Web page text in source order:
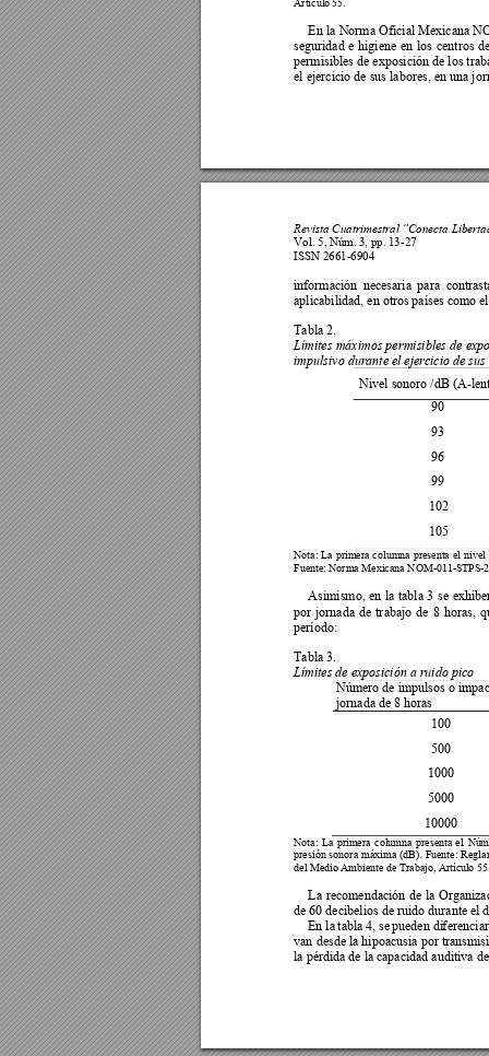
En la Norma Oficial Mexicana
seguridad e higiene en los centros
permisibles de exposición de los
el ejercicio de sus labores, en una
Revista Cuatrimestral “Conecta Liberta
Vol. 5, Núm. 3, pp. 13-27
ISSN 2661-6904
información necesaria para cont
aplicabilidad, en otros países como
Tabla 2.
Límites máximos permisiblesde
impulsivo durante el ejercicio de sus
Nivel sonoro /dB (A-
90
93
96
99
102
105
Nota: La primera columna presenta el nivel
Fuente: Norma Mexicana NOM-011-STPS-
Asimismo, en la tabla 3 se
por jornada de trabajo de 8 horas,
período:
Tabla 3.
Límites de exposición a ruido pico
Número de impulsos o
jornada de 8 horas
100
500
1000
5000
10000
Nota: La primera columna presenta el Nú
presión sonora máxima (dB). Fuente:
del MedioAmbiente de Trabajo, Artículo
La recomendación de la
de 60 decibelios de ruido duranteel
En la tabla 4, se pueden diferenciar
van desde la hipoacusia por trans
la pérdida de la capacidad auditiva